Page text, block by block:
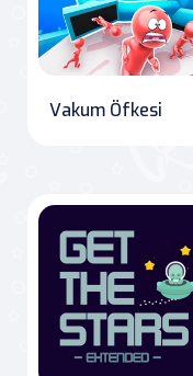
Vakum Öfkesi